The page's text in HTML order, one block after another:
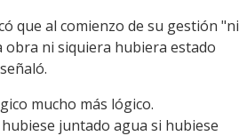
que al comienzo de su gestión "ni
obra ni siquiera hubiera estado
mucho más lógico.
juntado agua si hubiese